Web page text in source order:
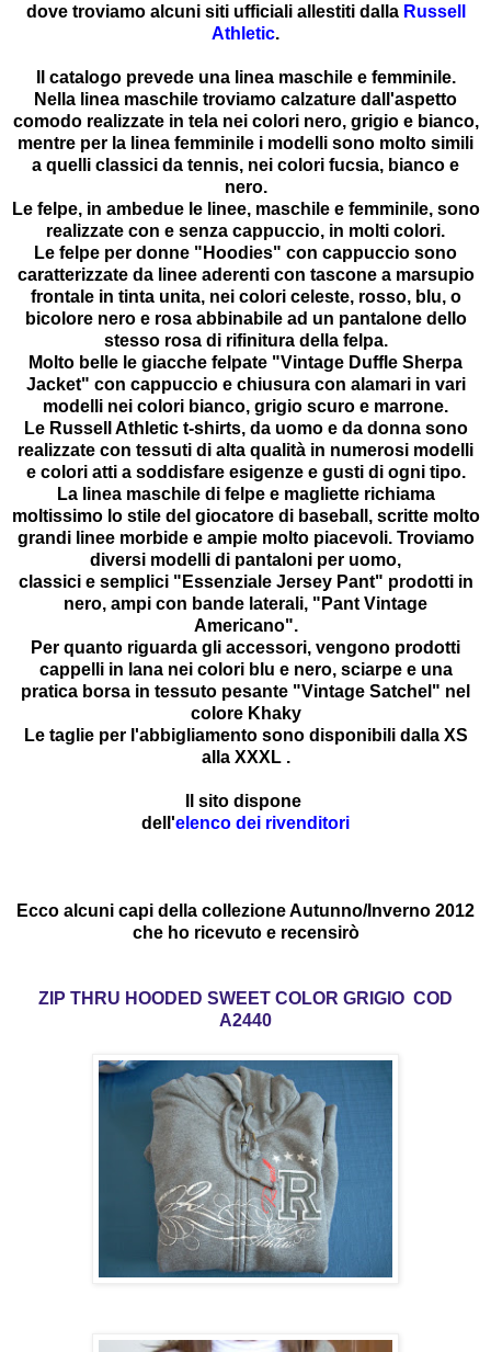
dove troviamo alcuni siti ufficiali allestiti dalla Russell
Athletic.
Il catalogo prevede una linea maschile e femminile.
Nella linea maschile troviamo calzature dall'aspetto
comodo realizzate in tela nei colori nero, grigio e bianco,
mentre per la linea femminile i modelli sono molto simili
a quelli classici da tennis, nei colori fucsia, bianco e
nero.
Le felpe, in ambedue le linee, maschile e femminile, sono
realizzate con e senza cappuccio, in molti colori.
Le felpe per donne "Hoodies" con cappuccio sono
caratterizzate da linee aderenti con tascone a marsupio
frontale in tinta unita, nei colori celeste, rosso, blu, o
bicolore nero e rosa abbinabile ad un pantalone dello
stesso rosa di rifinitura della felpa.
Molto belle le giacche felpate "Vintage Duffle Sherpa
Jacket" con cappuccio e chiusura con alamari in vari
modelli nei colori bianco, grigio scuro e marrone.
Le Russell Athletic t-shirts, da uomo e da donna sono
realizzate con tessuti di alta qualità in numerosi modelli
e colori atti a soddisfare esigenze e gusti di ogni tipo.
La linea maschile di felpe e magliette richiama
moltissimo lo stile del giocatore di baseball, scritte molto
grandi linee morbide e ampie molto piacevoli. Troviamo
diversi modelli di pantaloni per uomo,
classici e semplici "Essenziale Jersey Pant" prodotti in
nero, ampi con bande laterali, "Pant Vintage
Americano".
Per quanto riguarda gli accessori, vengono prodotti
cappelli in lana nei colori blu e nero, sciarpe e una
pratica borsa in tessuto pesante "Vintage Satchel" nel
colore Khaky
Le taglie per l'abbigliamento sono disponibili dalla XS
alla XXXL .
Il sito dispone
dell'elenco dei rivenditori
Ecco alcuni capi della collezione Autunno/Inverno 2012
che ho ricevuto e recensirò
ZIP THRU HOODED SWEET COLOR GRIGIO COD
A2440